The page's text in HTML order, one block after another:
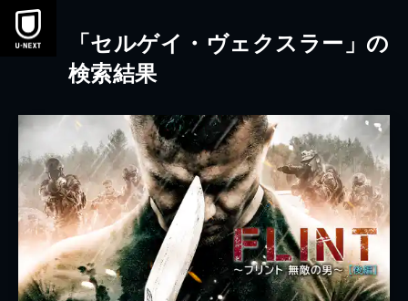
本文へスキップ
「セルゲイ・ヴェクスラー」の
検索結果